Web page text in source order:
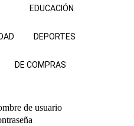
EDUCACIÓN
DEPORTES
DE COMPRAS
de usuario